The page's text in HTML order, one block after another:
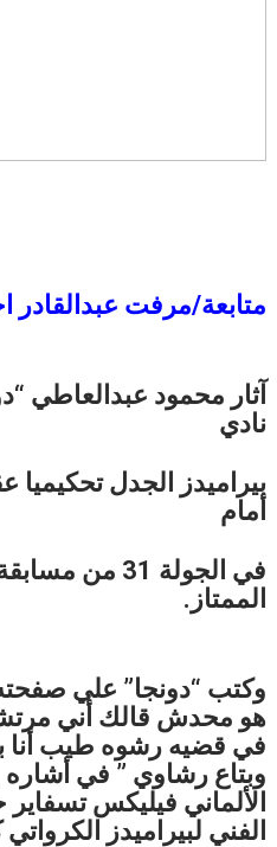
متابعة/مرفت عبدالقادر
آثار محمود
نادي
أمام
في الجولة 31
الممتاز.
وكتب “دونجا” علي
هو محدش قالك أني
في قضيه رشوه طيب أنا
وبتاع رشاوي ” في
الألماني فيليكس تسفاير
الفني لبيراميدز